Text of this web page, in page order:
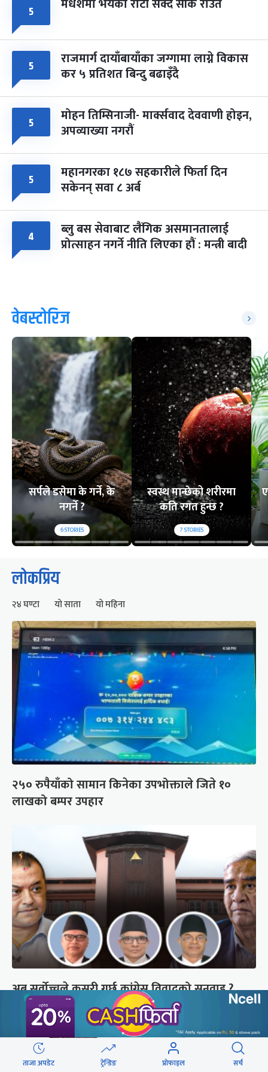
५
५ राजमार्ग दायाँबायाँका जग्गामा लाग्ने विकास
कर ५ प्रतिशत बिन्दु बढाइँदै
५ मोहन तिम्सिनाजी- मार्क्सवाद देववाणी होइन,
अपव्याख्या नगरौं
५ महानगरका १८७ सहकारीले फिर्ता दिन
सकेनन् सवा ८ अर्ब
४ ब्लु बस सेवाबाट लैंगिक असमानतालाई
प्रोत्साहन नगर्ने नीति लिएका हौं : मन्त्री बादी
वेबस्टोरिज
सर्पले डसेमा के गर्ने, के
नगर्ने ?
6STORIES
स्वस्थ मान्छेको शरीरमा
कति रगत हुन्छ ?
7STORIES
लोकप्रिय
२४ घण्टा यो साता यो महिना
२५० रुपैयाँको सामान किनेका उपभोक्ताले जिते १०
लाखको बम्पर उपहार
अब सर्वोच्चले कसरी गर्छ कांग्रेस विवादको सुनुवाइ ?
ताजा अपडेट ट्रेन्डिङ प्रोफाइल सर्च